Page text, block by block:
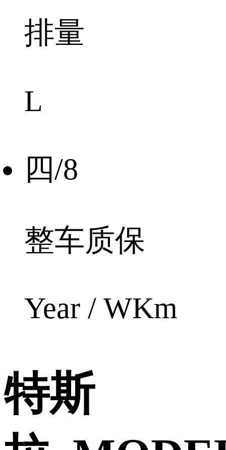
排量
L
四/8
整车质保
Year / WKm
特斯